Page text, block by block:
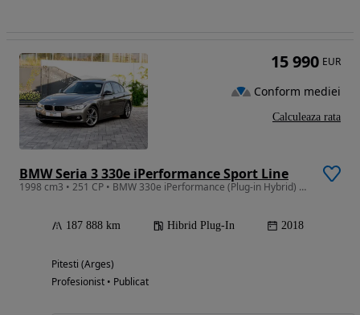
BMW Seria 3 330e iPerformance Sport Line
1998 cm3 • 251 CP • BMW 330e iPerformance (Plug-in Hybrid) Sport Line - RAR efectuat
187 888 km Hibrid Plug-In 2018
Pitesti (Arges)
Profesionist • Publicat
15 990 EUR
Conform mediei
Calculeaza rata